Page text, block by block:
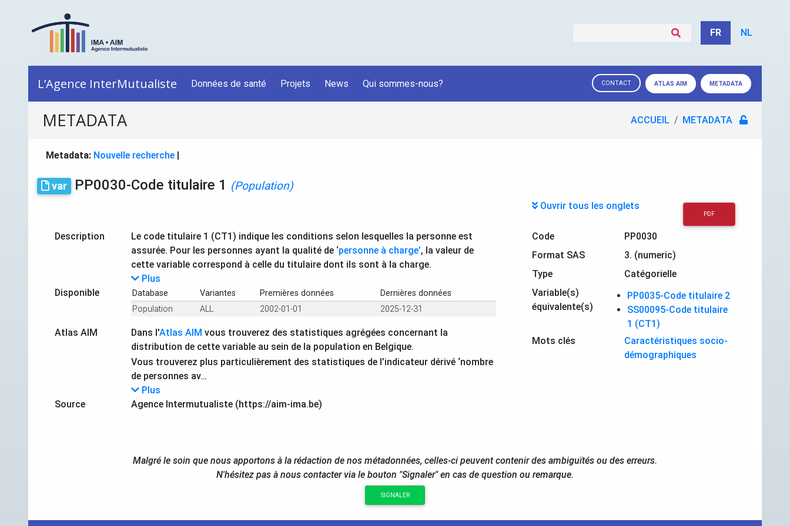
FR NL
L’Agence InterMutualiste Données de santé Projets News Qui sommes-nous? CONTACT ATLAS AIM METADATA
METADATA ACCUEIL METADATA
Metadata: Nouvelle recherche |
var PP0030-Code titulaire 1 (Population)
Ouvrir tous les onglets
PDF
Description
Le code titulaire 1 (CT1) indique les conditions selon lesquelles la personne est
assurée. Pour les personnes ayant la qualité de ‘personne à charge’, la valeur de
cette variable correspond à celle du titulaire dont ils sont à la charge.
Plus
Disponible
Database Variantes Premières données
Dernières données
Population
ALL 2002-01-01 2025-12-31
Atlas AIM Dans l'Atlas AIM vous trouverez des statistiques agrégées concernant la
distribution de cette variable au sein de la population en Belgique.
Vous trouverez plus particulièrement des statistiques de l’indicateur dérivé ‘nombre
de personnes av…
Plus
Source
Agence Intermutualiste (https://aim-ima.be)
Code
PP0030
Format SAS
3. (numeric)
Type
Catégorielle
Variable(s)
équivalente(s)
PP0035-Code titulaire 2
SS00095-Code titulaire
1 (CT1)
Mots clés
Caractéristiques socio-
démographiques
Malgré le soin que nous apportons à la rédaction de nos métadonnées, celles-ci peuvent contenir des ambiguïtés ou des erreurs.
N'hésitez pas à nous contacter via le bouton "Signaler" en cas de question ou remarque.
SIGNALER